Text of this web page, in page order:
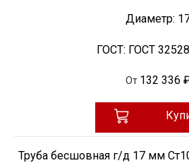
Диаметр:
ГОСТ: ГОСТ
От 132 336
Труба бесшовная г/д 17 мм